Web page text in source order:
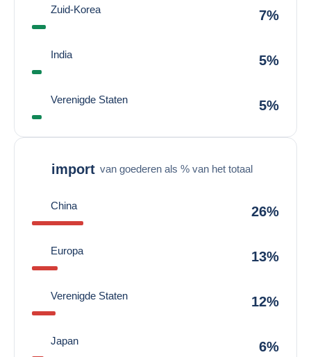
Zuid-Korea 7%
India 5%
Verenigde Staten 5%
import van goederen als % van het totaal
China 26%
Europa 13%
Verenigde Staten 12%
Japan 6%